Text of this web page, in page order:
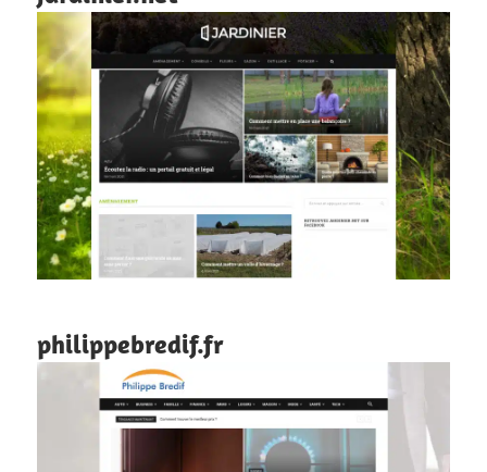
philippebredif.fr